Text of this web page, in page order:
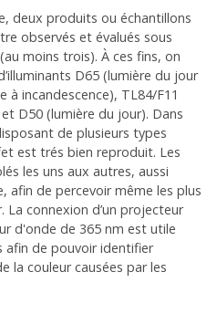
deux produits ou échantillons
observés et évalués sous
moins trois). À ces fins, on
D65 (lumière du jour
à incandescence), TL84/F11
D50 (lumière du jour). Dans
de plusieurs types
est trés bien reproduit. Les
les uns aux autres, aussi
afin de percevoir même les plus
connexion d’un projecteur
d'onde de 365 nm est utile
afin de pouvoir identifier
la couleur causées par les